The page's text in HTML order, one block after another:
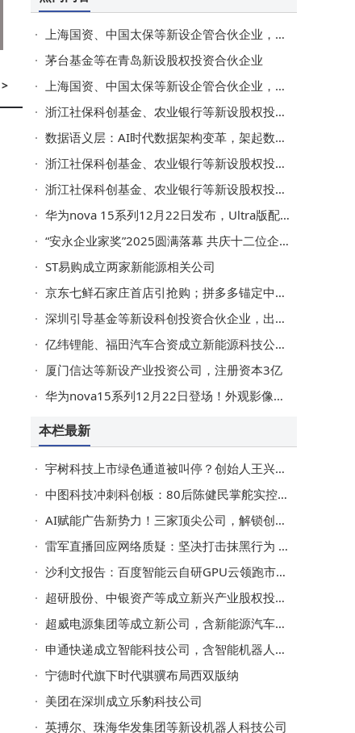
>
上海国资、中国太保等新设企管合伙企业，出资额106亿
茅台基金等在青岛新设股权投资合伙企业
上海国资、中国太保等新设企管合伙企业，出资额106亿
浙江社保科创基金、农业银行等新设股权投资企业，出资额80亿
数据语义层：AI时代数据架构变革，架起数据资产到AI资产的桥梁
浙江社保科创基金、农业银行等新设股权投资企业，出资额80亿
浙江社保科创基金、农业银行等新设股权投资企业，出资额80亿
华为nova 15系列12月22日发布，Ultra版配置升级亮点多引期待
“安永企业家奖”2025圆满落幕 共庆十二位企业家获奖及大奖诞生
ST易购成立两家新能源相关公司
京东七鲜石家庄首店引抢购；拼多多锚定中国供应链；多品牌出海与行业新动态
深圳引导基金等新设科创投资合伙企业，出资额189亿
亿纬锂能、福田汽车合资成立新能源科技公司，注册资本5亿
厦门信达等新设产业投资公司，注册资本3亿
华为nova15系列12月22日登场！外观影像升级，价格悬念引期待
本栏最新
宇树科技上市绿色通道被叫停？创始人王兴兴回应：相关消息系乱编
中图科技冲刺科创板：80后陈健民掌舵实控，60后康凯领衔技术攻坚
AI赋能广告新势力！三家顶尖公司，解锁创意营销新路径
雷军直播回应网络质疑：坚决打击抹黑行为 重视用户真实声音
沙利文报告：百度智能云自研GPU云领跑市场，全栈AI体系赋能产业落地
超研股份、中银资产等成立新兴产业股权投资基金，出资额10亿
超威电源集团等成立新公司，含新能源汽车换电相关业务
申通快递成立智能科技公司，含智能机器人的研发业务
宁德时代旗下时代骐骥布局西双版纳
美团在深圳成立乐豹科技公司
英搏尔、珠海华发集团等新设机器人科技公司